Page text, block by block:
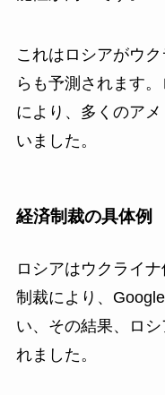
これはロシアがウ
らも予測されます
により、多くのア
いました。
経済制裁の具体例
ロシアはウクライ
制裁により、
い、その結果、ロ
れました。